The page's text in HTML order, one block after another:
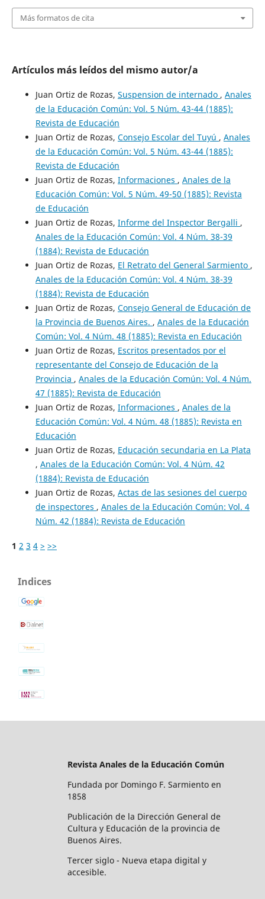
Más formatos de cita
Artículos más leídos del mismo autor/a
Juan Ortiz de Rozas, Suspension de internado , Anales
de la Educación Común: Vol. 5 Núm. 43-44 (1885):
Revista de Educación
Juan Ortiz de Rozas, Consejo Escolar del Tuyú , Anales
de la Educación Común: Vol. 5 Núm. 43-44 (1885):
Revista de Educación
Juan Ortiz de Rozas, Informaciones , Anales de la
Educación Común: Vol. 5 Núm. 49-50 (1885): Revista
de Educación
Juan Ortiz de Rozas, Informe del Inspector Bergalli ,
Anales de la Educación Común: Vol. 4 Núm. 38-39
(1884): Revista de Educación
Juan Ortiz de Rozas, El Retrato del General Sarmiento ,
Anales de la Educación Común: Vol. 4 Núm. 38-39
(1884): Revista de Educación
Juan Ortiz de Rozas, Consejo General de Educación de
la Provincia de Buenos Aires. , Anales de la Educación
Común: Vol. 4 Núm. 48 (1885): Revista en Educación
Juan Ortiz de Rozas, Escritos presentados por el
representante del Consejo de Educación de la
Provincia , Anales de la Educación Común: Vol. 4 Núm.
47 (1885): Revista de Educación
Juan Ortiz de Rozas, Informaciones , Anales de la
Educación Común: Vol. 4 Núm. 48 (1885): Revista en
Educación
Juan Ortiz de Rozas, Educación secundaria en La Plata
, Anales de la Educación Común: Vol. 4 Núm. 42
(1884): Revista de Educación
Juan Ortiz de Rozas, Actas de las sesiones del cuerpo
de inspectores , Anales de la Educación Común: Vol. 4
Núm. 42 (1884): Revista de Educación
1 2 3 4 > >>
Indices
Revista Anales de la Educación Común
Fundada por Domingo F. Sarmiento en
1858
Publicación de la Dirección General de
Cultura y Educación de la provincia de
Buenos Aires.
Tercer siglo - Nueva etapa digital y
accesible.